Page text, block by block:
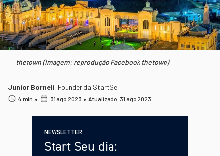
thetown (Imagem: reprodução Facebook thetown)
Junior Borneli, Founder da StartSe
4 min • 31 ago 2023 • Atualizado: 31 ago 2023
NEWSLETTER
Start Seu dia: